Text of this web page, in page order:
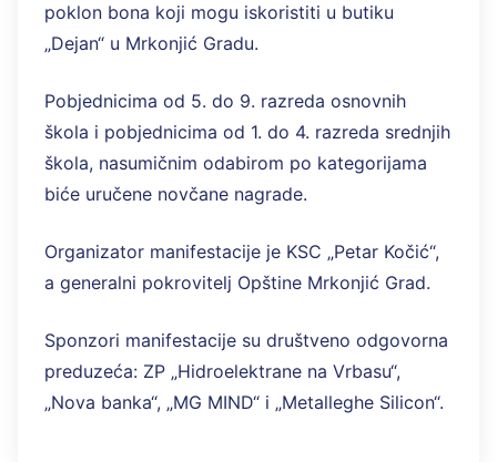
poklon bona koji mogu iskoristiti u butiku
„Dejan“ u Mrkonjić Gradu.
Pobjednicima od 5. do 9. razreda osnovnih
škola i pobjednicima od 1. do 4. razreda srednjih
škola, nasumičnim odabirom po kategorijama
biće uručene novčane nagrade.
Organizator manifestacije je KSC „Petar Kočić“,
a generalni pokrovitelj Opštine Mrkonjić Grad.
Sponzori manifestacije su društveno odgovorna
preduzeća: ZP „Hidroelektrane na Vrbasu“,
„Nova banka“, „MG MIND“ i „Metalleghe Silicon“.